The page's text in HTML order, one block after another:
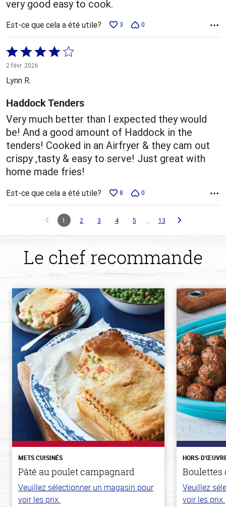
very good easy to cook.
Est-ce que cela a été utile? 3 0
Coté
4 sur
5
2 févr. 2026
Lynn R.
Haddock Tenders
Very much better than I expected they would
be! And a good amount of Haddock in the
tenders! Cooked in an Airfryer & they cam out
crispy ,tasty & easy to serve! Just great with
home made fries!
Est-ce que cela a été utile? 8 0
1 2 3 4 5 … 13
Le chef recommande
METS CUISINÉS
Pâté au poulet campagnard
Veuillez sélectionner un magasin pour
voir les prix.
HORS-
Boulettes
Veuillez
voir les prix.